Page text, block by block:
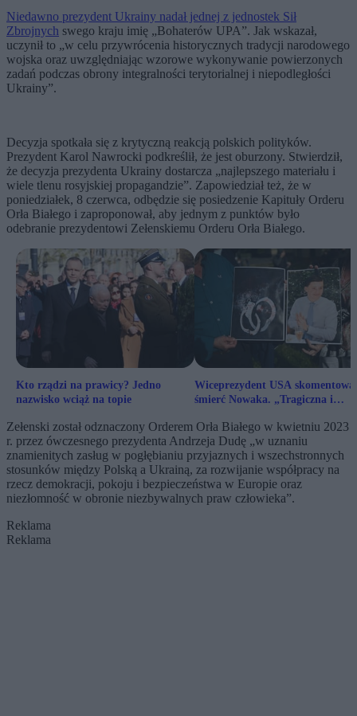
Niedawno prezydent Ukrainy nadał jednej z jednostek Sił
Zbrojnych swego kraju imię „Bohaterów UPA”. Jak wskazał,
uczynił to „w celu przywrócenia historycznych tradycji narodowego
wojska oraz uwzględniając wzorowe wykonywanie powierzonych
zadań podczas obrony integralności terytorialnej i niepodległości
Ukrainy”.
Decyzja spotkała się z krytyczną reakcją polskich polityków.
Prezydent Karol Nawrocki podkreślił, że jest oburzony. Stwierdził,
że decyzja prezydenta Ukrainy dostarcza „najlepszego materiału i
wiele tlenu rosyjskiej propagandzie”. Zapowiedział też, że w
poniedziałek, 8 czerwca, odbędzie się posiedzenie Kapituły Orderu
Orła Białego i zaproponował, aby jednym z punktów było
odebranie prezydentowi Zełenskiemu Orderu Orła Białego.
Kto rządzi na prawicy? Jedno
nazwisko wciąż na topie
Wiceprezydent USA skomentował
śmierć Nowaka. „Tragiczna i
Zełenski został odznaczony Orderem Orła Białego w kwietniu 2023
r. przez ówczesnego prezydenta Andrzeja Dudę „w uznaniu
znamienitych zasług w pogłębianiu przyjaznych i wszechstronnych
stosunków między Polską a Ukrainą, za rozwijanie współpracy na
rzecz demokracji, pokoju i bezpieczeństwa w Europie oraz
niezłomność w obronie niezbywalnych praw człowieka”.
Reklama
Reklama